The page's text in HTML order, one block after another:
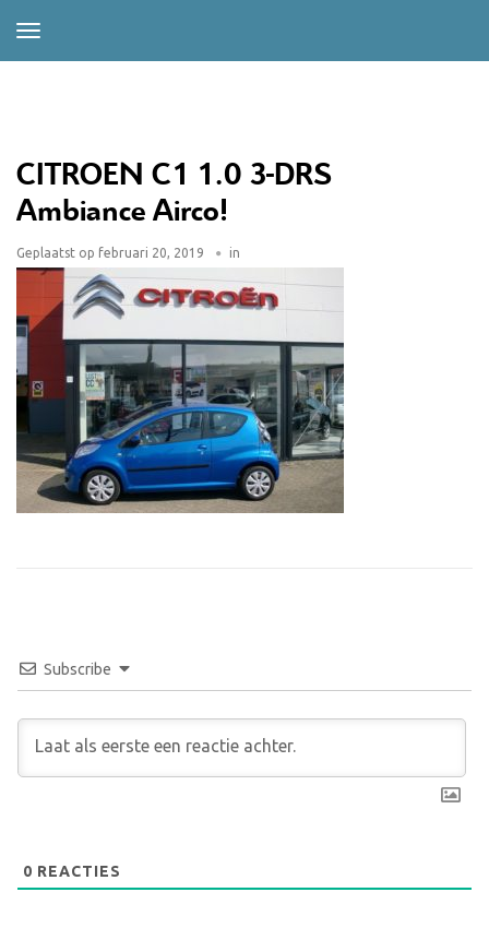
CITROEN C1 1.0 3-DRS
Ambiance Airco!
Geplaatst op februari 20, 2019 in
Subscribe
0 REACTIES